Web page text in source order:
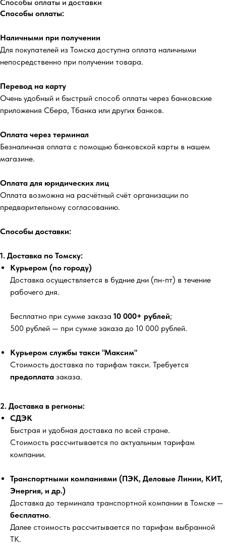
Способы оплаты и доставки
Способы оплаты:
Наличными при получении
Для покупателей из Томска доступна оплата наличными
непосредственно при получении товара.
Перевод на карту
Очень удобный и быстрый способ оплаты через банковские
приложения Сбера, Тбанка или других банков.
Оплата через терминал
Безналичная оплата с помощью банковской карты в нашем
магазине.
Оплата для юридических лиц
Оплата возможна на расчётный счёт организации по
предварительному согласованию.
Способы доставки:
1. Доставка по Томску:
Курьером (по городу)
Доставка осуществляется в будние дни (пн-пт) в течение
рабочего дня.
Бесплатно при сумме заказа 10 000+ рублей;
500 рублей — при сумме заказа до 10 000 рублей.
Курьером службы такси "Максим"
Стоимость доставка по тарифам такси. Требуется
предоплата заказа.
2. Доставка в регионы:
СДЭК
Быстрая и удобная доставка по всей стране.
Стоимость рассчитывается по актуальным тарифам
компании.
Транспортными компаниями (ПЭК, Деловые Линии, КИТ,
Энергия, и др.)
Доставка до терминала транспортной компании в Томске —
бесплатно.
Далее стоимость рассчитывается по тарифам выбранной
ТК.